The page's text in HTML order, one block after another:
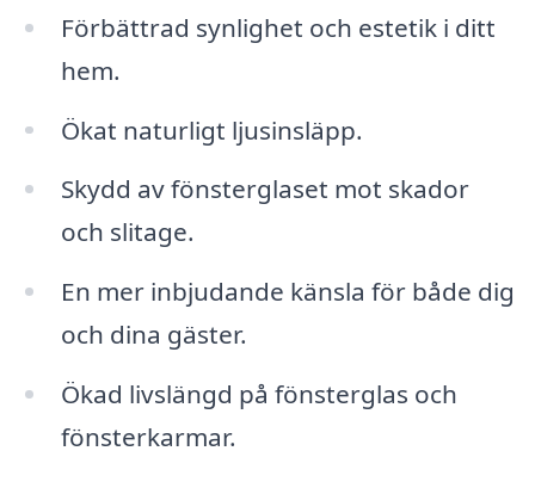
Förbättrad synlighet och estetik i ditt
hem.
Ökat naturligt ljusinsläpp.
Skydd av fönsterglaset mot skador
och slitage.
En mer inbjudande känsla för både dig
och dina gäster.
Ökad livslängd på fönsterglas och
fönsterkarmar.